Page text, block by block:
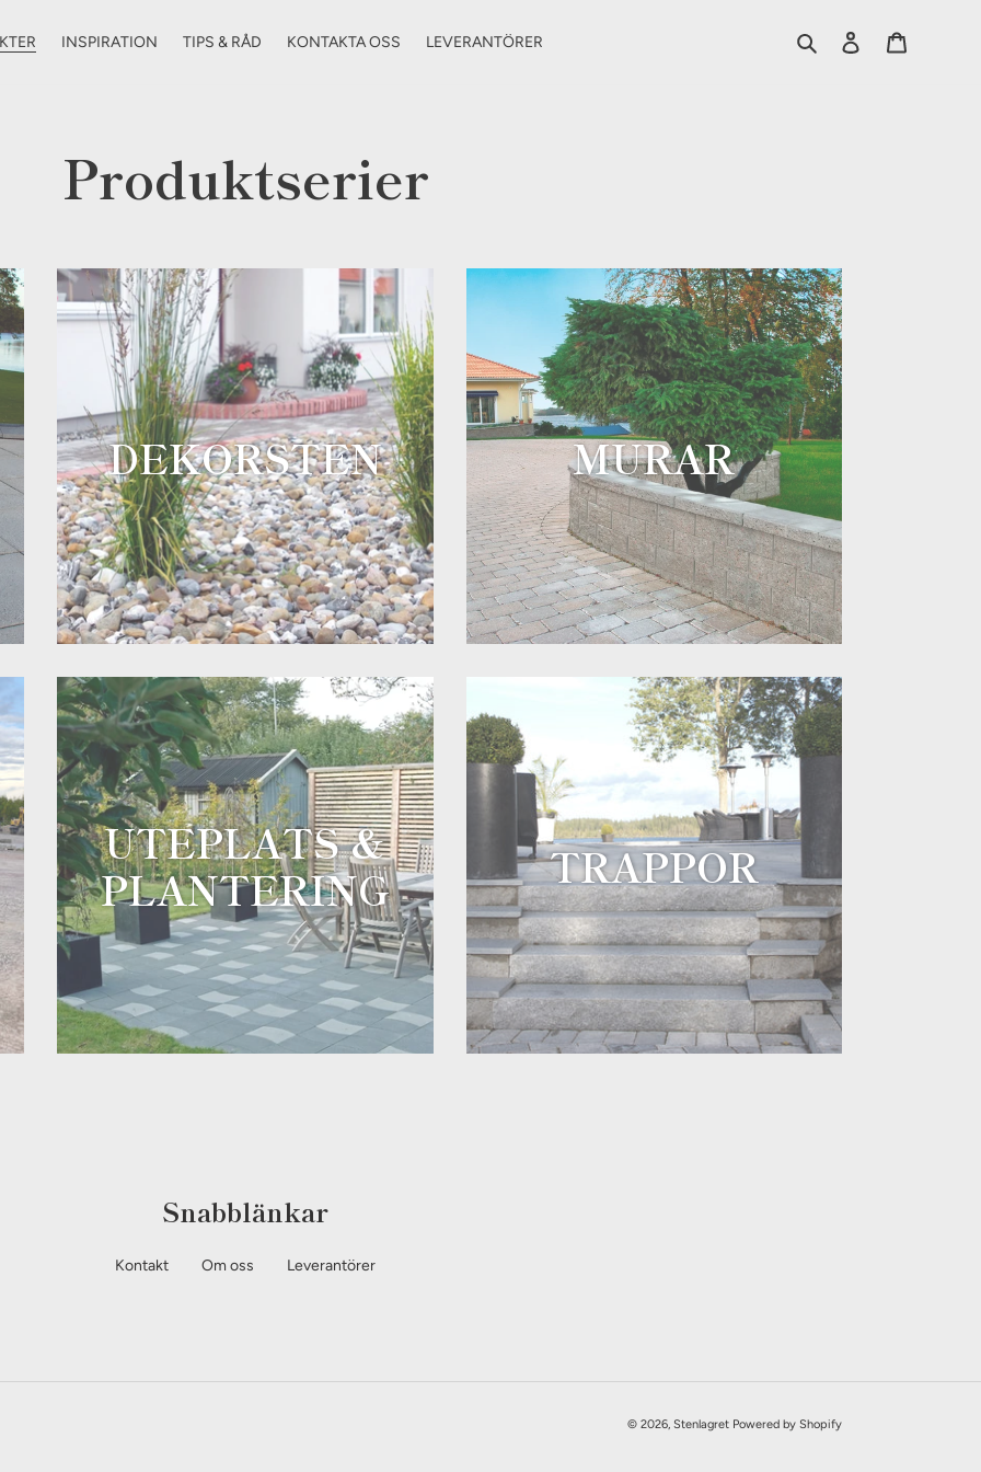
INSPIRATION TIPS & RÅD KONTAKTA OSS LEVERANTÖRER Sök Logga in
Produktserier
DEKORSTEN MURAR
UTEPLATS &
PLANTERING
TRAPPOR
Snabblänkar
Kontakt Om oss Leverantörer
© 2026, Stenlagret Powered by Shopify